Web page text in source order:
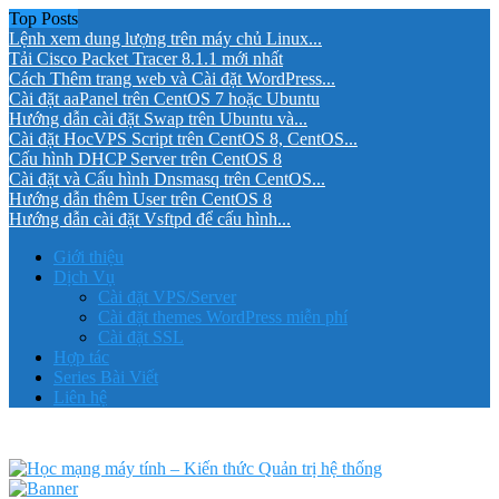
Top Posts
Lệnh xem dung lượng trên máy chủ Linux...
Tải Cisco Packet Tracer 8.1.1 mới nhất
Cách Thêm trang web và Cài đặt WordPress...
Cài đặt aaPanel trên CentOS 7 hoặc Ubuntu
Hướng dẫn cài đặt Swap trên Ubuntu và...
Cài đặt HocVPS Script trên CentOS 8, CentOS...
Cấu hình DHCP Server trên CentOS 8
Cài đặt và Cấu hình Dnsmasq trên CentOS...
Hướng dẫn thêm User trên CentOS 8
Hướng dẫn cài đặt Vsftpd để cấu hình...
Giới thiệu
Dịch Vụ
Cài đặt VPS/Server
Cài đặt themes WordPress miễn phí
Cài đặt SSL
Hợp tác
Series Bài Viết
Liên hệ